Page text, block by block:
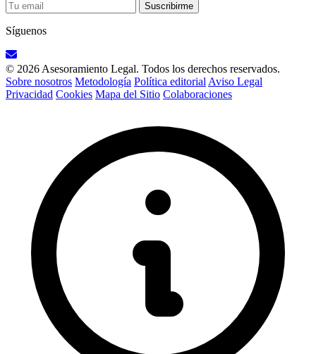
Suscribirme
Síguenos
© 2026 Asesoramiento Legal. Todos los derechos reservados.
Sobre nosotros Metodología Política editorial Aviso Legal
Privacidad Cookies Mapa del Sitio Colaboraciones